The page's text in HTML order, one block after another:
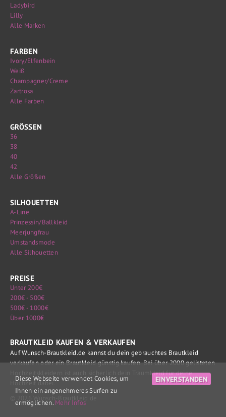
EINVERSTANDEN
Diese Webseite verwendet Cookies, um
Ihnen ein angenehmeres Surfen zu
ermöglichen. Mehr Infos
Ladybird
Lilly
Alle Marken
FARBEN
Ivory/Elfenbein
Weiß
Champagner/Creme
Zartrosa
Alle Farben
GRÖSSEN
36
38
40
42
Alle Größen
SILHOUETTEN
A-Line
Prinzessin/Ballkleid
Meerjungfrau
Umstandsmode
Alle Silhouetten
PREISE
Unter 200€
200€ - 500€
500€ - 1000€
Über 1000€
BRAUTKLEID KAUFEN & VERKAUFEN
Auf Wunsch-Brautkleid.de kannst du dein gebrauchtes Brautkleid
verkaufen oder ein Brautkleid günstig kaufen. Bei über 2000 gelisteten
Hochzeitskleidern ist auch sicherlich dein Traumkleid für deine
Hochzeit dabei.
© 2026 Wunsch-Brautkleid.de